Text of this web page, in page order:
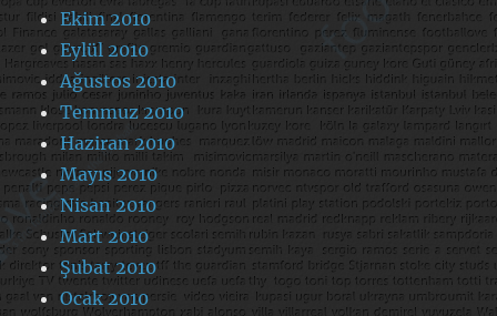
Ekim 2010
Eylül 2010
Ağustos 2010
Temmuz 2010
Haziran 2010
Mayıs 2010
Nisan 2010
Mart 2010
Şubat 2010
Ocak 2010